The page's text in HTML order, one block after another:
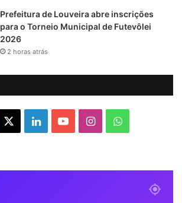
Prefeitura de Louveira abre inscrições
para o Torneio Municipal de Futevôlei
2026
2 horas atrás
L
n
u
I
s
W
a